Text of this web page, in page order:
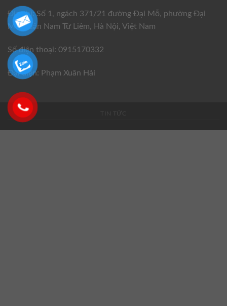
Địa chỉ: Số 1, ngách 371/21 đường Đại Mỗ, phường Đại
Mỗ, quận Nam Từ Liêm, Hà Nội, Việt Nam
Số điện thoại: 0915170332
Đại diện: Phạm Xuân Hải
TIN TỨC